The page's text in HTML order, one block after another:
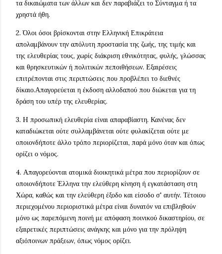
τα δικαιώματα των άλλων και δεν παραβιάζει το Σύνταγμα ή τα
χρηστά ήθη.
2. Όλοι όσοι βρίσκονται στην Ελληνική Επικράτεια
απολαμβάνουν την απόλυτη προστασία της ζωής, της τιμής και
της ελευθερίας τους, χωρίς διάκριση εθνικότητας, φυλής, γλώσσας
και θρησκευτικών ή πολιτικών πεποιθήσεων. Εξαιρέσεις
επιτρέπονται στις περιπτώσεις που προβλέπει το διεθνές
δίκαιο.Απαγορεύεται η έκδοση αλλοδαπού που διώκεται για τη
δράση του υπέρ της ελευθερίας.
3. H προσωπική ελευθερία είναι απαραβίαστη. Κανένας δεν
καταδιώκεται ούτε συλλαμβάνεται ούτε φυλακίζεται ούτε με
οποιονδήποτε άλλο τρόπο περιορίζεται, παρά μόνο όταν και όπως
ορίζει ο νόμος.
4. Απαγορεύονται ατομικά διοικητικά μέτρα που περιορίζουν σε
οποιονδήποτε Έλληνα την ελεύθερη κίνηση ή εγκατάσταση στη
Χώρα, καθώς και την ελεύθερη έξοδο και είσοδο σ' αυτήν. Τέτοιου
περιεχομένου περιοριστικά μέτρα είναι δυνατόν να επιβληθούν
μόνο ως παρεπόμενη ποινή με απόφαση ποινικού δικαστηρίου, σε
εξαιρετικές περιπτώσεις ανάγκης και μόνο για την πρόληψη
αξιόποινων πράξεων, όπως νόμος ορίζει.